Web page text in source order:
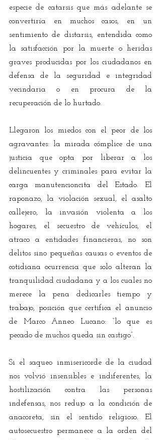
especie de catarsis que más adelante se
convertiría en muchos casos, en un
sentimiento de distarsis, entendida como
la satisfacción por la muerte o heridas
graves producidas por los ciudadanos en
defensa de la seguridad e integridad
vecindaria o en procura de la
recuperación de lo hurtado.
Llegaron los miedos con el peor de los
agravantes: la mirada cómplice de una
justicia que opta por liberar a los
delincuentes y criminales para evitar la
carga manutencioncita del Estado. El
raponazo, la violación sexual, el asalto
callejero, la invasión violenta a los
hogares, el secuestro de vehículos, el
atraco a entidades financieras, no son
delitos sino pequeñas causas o eventos de
cotidiana ocurrencia que solo alteran la
tranquilidad ciudadana y a los cuales no
merece la pena dedicarles tiempo y
trabajo, posición que certifica el anuncio
de Marco Anneo Lucano: “lo que es
pecado de muchos queda sin castigo”.
Si el saqueo inmisericorde de la ciudad
nos volvió insensibles e indiferentes, la
hostilización contra las personas
indefensas, nos redujo a la condición de
anacoreta, sin el sentido religioso. El
autosecuestro permanece a la orden del